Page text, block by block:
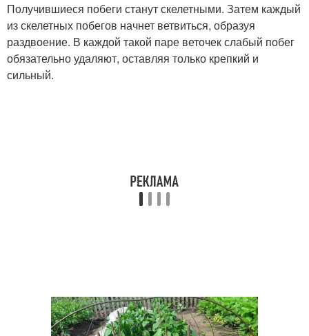
Получившиеся побеги станут скелетными. Затем каждый
из скелетных побегов начнет ветвиться, образуя
раздвоение. В каждой такой паре веточек слабый побег
обязательно удаляют, оставляя только крепкий и
сильный.